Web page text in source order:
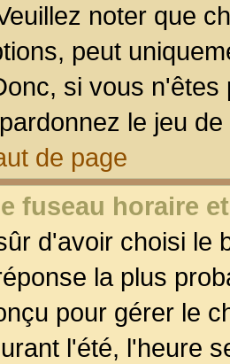
noter que
peut
si vous
le jeu
de page
fuseau horaire
d'avoir choisi le
la plus
pour gérer le
l'été, l'heure